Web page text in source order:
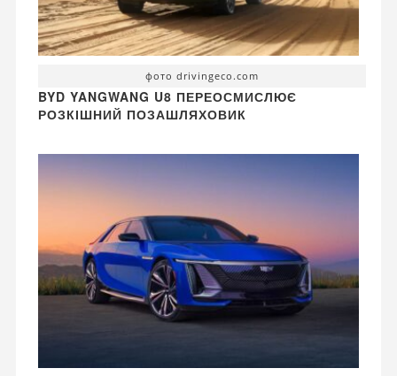
фото drivingeco.com
BYD YANGWANG U8 ПЕРЕОСМИСЛЮЄ
РОЗКІШНИЙ ПОЗАШЛЯХОВИК